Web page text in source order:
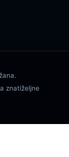
znatiželjne